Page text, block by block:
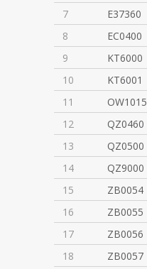
7 E37360
8 EC0400
9 KT6000
10 KT6001
11 OW1015
12 QZ0460
13 QZ0500
14 QZ9000
15 ZB0054
16 ZB0055
17 ZB0056
18 ZB0057